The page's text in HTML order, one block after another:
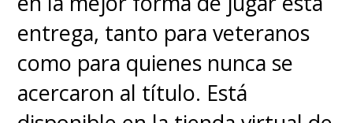
variados y atmósfera
envolvente.
Combate fluido:
entrega, tanto para veteranos
como para quienes nunca se
acercaron al título. Está